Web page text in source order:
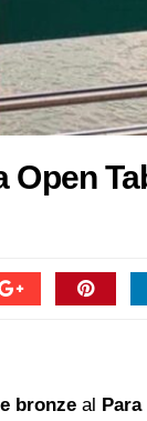
Open
bronze al Para